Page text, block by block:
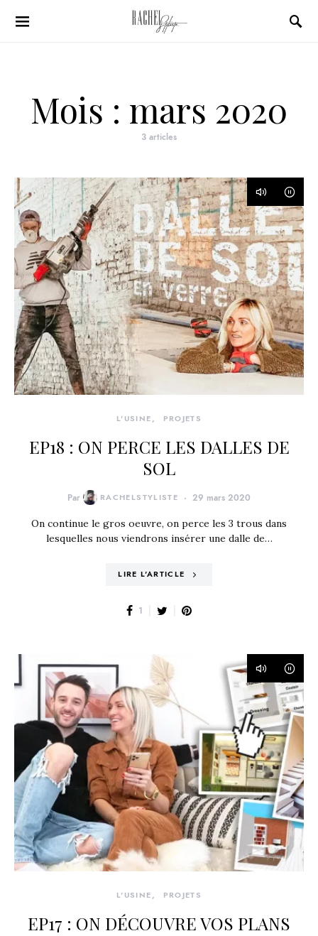
Search for:
Mois : mars 2020
3 articles
L'USINE PROJETS
EP18 : ON PERCE LES DALLES DE
SOL
Par RACHELSTYLISTE 29 mars 2020
On continue le gros oeuvre, on perce les 3 trous dans
lesquelles nous viendrons insérer une dalle de…
LIRE L'ARTICLE
1
L'USINE PROJETS
EP17 : ON DÉCOUVRE VOS PLANS